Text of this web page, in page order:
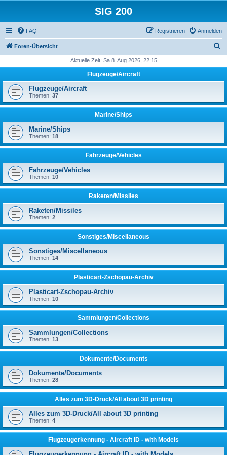
SIG 200
FAQ Anmelden
Registrieren
Foren-Übersicht
h
Aktuelle Zeit: Sa 8. Aug 2026, 22:15
Flugzeuge/Aircraft
Flugzeuge/Aircraft
Themen: 37
Marine/Ships
Marine/Ships
Themen: 18
Fahrzeuge/Vehicles
Fahrzeuge/Vehicles
Themen: 10
Raketen/Missiles
Raketen/Missiles
Themen: 2
Sonstiges/Miscellaneous
Sonstiges/Miscellaneous
Themen: 14
Plasticart-Zschopau-Archiv
Plasticart-Zschopau-Archiv
Themen: 10
Sammlungen/Collections
Sammlungen/Collections
Themen: 13
Dokumente/Documents
Dokumente/Documents
Themen: 28
Alles zum 3D-Druck/All about 3D printing
Alles zum 3D-Druck/All about 3D printing
Themen: 4
Flugzeugerkennung - Aircraft ID - with Models